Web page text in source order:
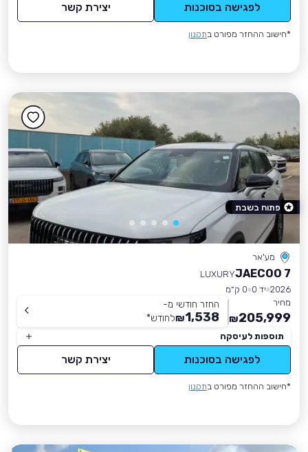
לפגישה בסוכנות יצירת קשר
*חישוב ההחזר מפורט בתקנון
מע'אר
JAECOO 7
LUXURY
2026 יד 0
0 ק״מ
מחיר
205,999
₪
החזר חודשי מ-
1,538
₪לחודש*
תוספות לעיסקה
לפגישה בסוכנות יצירת קשר
*חישוב ההחזר מפורט בתקנון
פתוח בשבת